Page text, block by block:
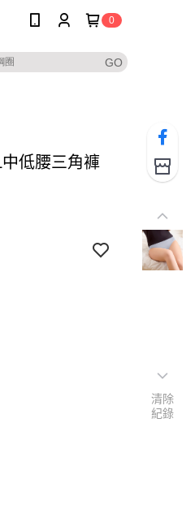
0
低腰三角褲
清除
紀錄